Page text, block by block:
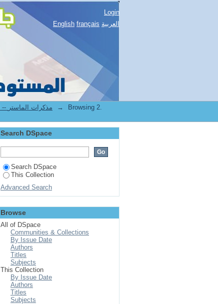
Login
English français العربية
2.[STAPS] Mémoires de master II -- مذكرات الماستر →
Browsing 2.
Search DSpace
Search DSpace
This Collection
Advanced Search
Browse
All of DSpace
Communities & Collections
By Issue Date
Authors
Titles
Subjects
This Collection
By Issue Date
Authors
Titles
Subjects